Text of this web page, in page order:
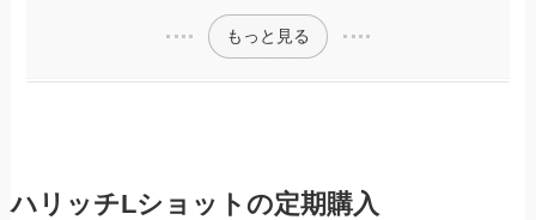
もっと見る
ハリッチLショットの定期購入